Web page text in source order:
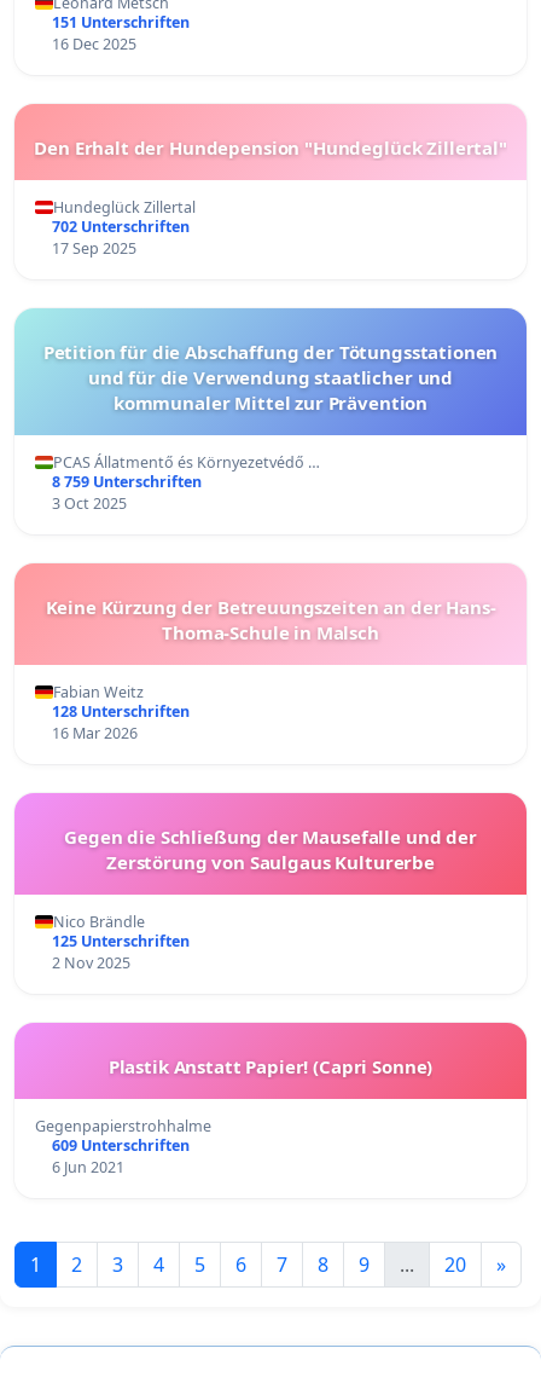
151 Unterschriften
16 Dec 2025
Den Erhalt der Hundepension "Hundeglück Zillertal"
Hundeglück Zillertal
702 Unterschriften
17 Sep 2025
Petition für die Abschaffung der Tötungsstationen
und für die Verwendung staatlicher und
kommunaler Mittel zur Prävention
PCAS Állatmentő és Környezetvédő …
8 759 Unterschriften
3 Oct 2025
Keine Kürzung der Betreuungszeiten an der Hans-
Thoma-Schule in Malsch
Fabian Weitz
128 Unterschriften
16 Mar 2026
Gegen die Schließung der Mausefalle und der
Zerstörung von Saulgaus Kulturerbe
Nico Brändle
125 Unterschriften
2 Nov 2025
Plastik Anstatt Papier! (Capri Sonne)
Gegenpapierstrohhalme
609 Unterschriften
6 Jun 2021
1 2 3 4 5 6 7 8 9 ... 20 »